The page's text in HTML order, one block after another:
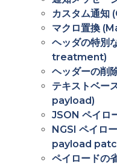
カスタム通
マクロ置換
ヘッダの特別
treatment)
ヘッダーの
テキストベー
payload)
JSON ペイロ
NGSI ペイロ
payload
ペイロード